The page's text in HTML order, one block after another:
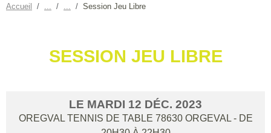
Accueil Session Jeu Libre
SESSION JEU LIBRE
LE MARDI 12 DÉC. 2023
OREGVAL TENNIS DE TABLE 78630 ORGEVAL - DE